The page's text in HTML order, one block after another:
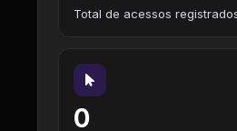
Total de acessos
0